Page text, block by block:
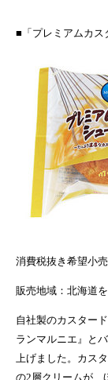
■「プレミアムカス
消費税抜き希望小
販売地域：北海道
自社製のカスター
ランマルニエ』と
上げまし た。カス
の2 層クリームが、